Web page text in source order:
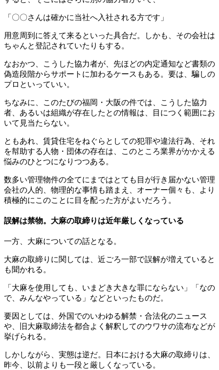
「〇〇さんは確かに当社へ入社される方です」
用意周到に答えて来るといった具合だ。しかも、その会社は
ちゃんと登記されていたりもする。
なおかつ、こうした協力者が、先ほどの内定通知など書類の
偽造段階からサポートに加わるケースもある。要は、騙しの
プロといっていい。
ちなみに、このたびの福岡・大阪の件では、こうした協力
者、あるいは組織が存在したとの情報は、目につく範囲にお
いて見当たらない。
ともあれ、賃貸住宅をねぐらとしての犯罪や違法行為、それ
を幇助する人物・団体の存在は、このところ業界がかかえる
悩みのひとつになりつつある。
数多い管理物件の全てにまではとても目が行き届かない管理
会社の人的、物理的な事情も踏まえ、オーナー個々も、より
積極的にこのことに目を配った方がよいだろう。
誤解は禁物。大麻の取締りは近年厳しくなっている
一方、大麻についての話となる。
大麻の取締りに関しては、近ごろ一部で誤解が増えていると
も聞かれる。
「大麻を使用しても、いまどき大きな罪にならない」「なの
で、みんなやっている」などといったものだ。
要因としては、外国でのいわゆる解禁・合法化のニュース
や、旧大麻取締法を都合よく解釈してのウワサの流布などが
挙げられる。
しかしながら、実態は逆だ。日本における大麻の取締りは、
昨今、以前よりも一段と厳しくなっている。